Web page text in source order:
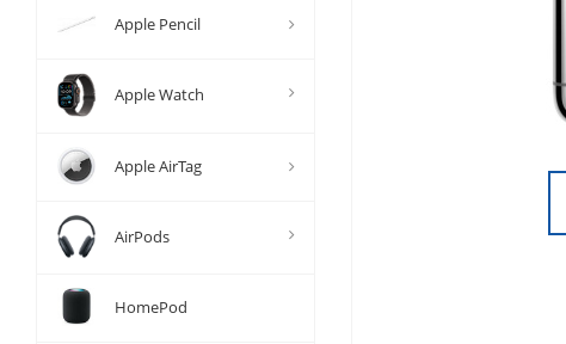
Apple Pencil
Apple Watch
Apple AirTag
AirPods
HomePod